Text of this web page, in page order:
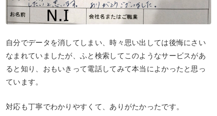
自分でデータを消してしまい、時々思い出しては後悔にさい
なまれていましたが、ふと検索してこのようなサービスがあ
ると知り、おもいきって電話してみて本当によかったと思っ
ています。
対応も丁寧でわかりやすくて、ありがたかったです。